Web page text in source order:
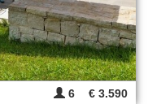
6 € 3.590